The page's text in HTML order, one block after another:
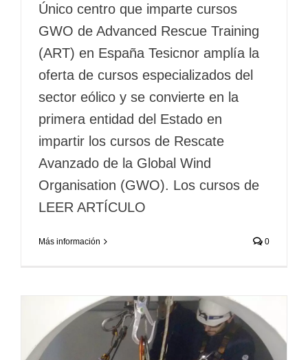
Único centro que imparte cursos
GWO de Advanced Rescue Training
(ART) en España Tesicnor amplía la
oferta de cursos especializados del
sector eólico y se convierte en la
primera entidad del Estado en
impartir los cursos de Rescate
Avanzado de la Global Wind
Organisation (GWO). Los cursos de
LEER ARTÍCULO
Más información 0